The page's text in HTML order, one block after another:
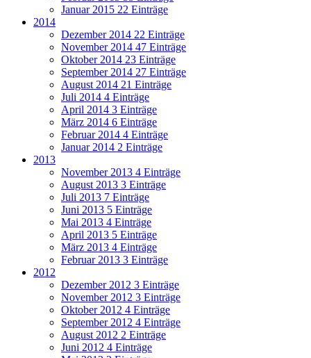
Januar 2015 22 Einträge
2014
Dezember 2014 22 Einträge
November 2014 47 Einträge
Oktober 2014 23 Einträge
September 2014 27 Einträge
August 2014 21 Einträge
Juli 2014 4 Einträge
April 2014 3 Einträge
März 2014 6 Einträge
Februar 2014 4 Einträge
Januar 2014 2 Einträge
2013
November 2013 4 Einträge
August 2013 3 Einträge
Juli 2013 7 Einträge
Juni 2013 5 Einträge
Mai 2013 4 Einträge
April 2013 5 Einträge
März 2013 4 Einträge
Februar 2013 3 Einträge
2012
Dezember 2012 3 Einträge
November 2012 3 Einträge
Oktober 2012 4 Einträge
September 2012 4 Einträge
August 2012 2 Einträge
Juni 2012 4 Einträge